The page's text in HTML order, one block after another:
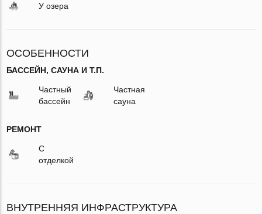
У озера
ОСОБЕННОСТИ
БАССЕЙН, САУНА И Т.П.
Частный
бассейн
Частная
сауна
РЕМОНТ
С
отделкой
ВНУТРЕННЯЯ ИНФРАСТРУКТУРА